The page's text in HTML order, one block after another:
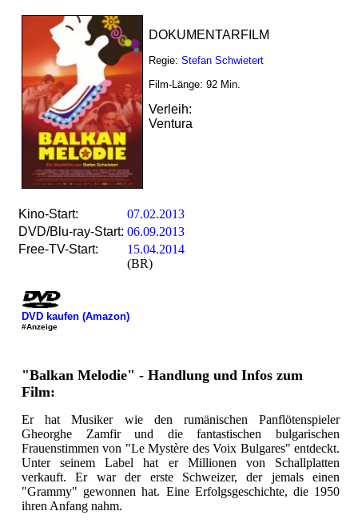
DOKUMENTARFILM
Regie: Stefan Schwietert
Film-Länge: 92 Min.
Verleih:
Ventura
Kino-Start:
07.02.2013
DVD/Blu-ray-Start: 06.09.2013
Free-TV-Start:
15.04.2014
(BR)
DVD kaufen (Amazon)
#Anzeige
"Balkan Melodie" - Handlung und Infos zum
Film:
Er hat Musiker wie den rumänischen Panflötenspieler
Gheorghe Zamfir und die fantastischen bulgarischen
Frauenstimmen von "Le Mystère des Voix Bulgares" entdeckt.
Unter seinem Label hat er Millionen von Schallplatten
verkauft. Er war der erste Schweizer, der jemals einen
"Grammy" gewonnen hat. Eine Erfolgsgeschichte, die 1950
ihren Anfang nahm.